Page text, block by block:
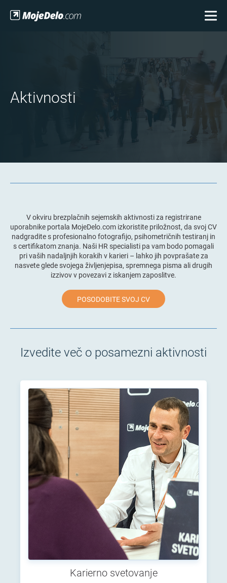
Aktivnosti
V okviru brezplačnih sejemskih aktivnosti za registrirane
uporabnike portala MojeDelo.com izkoristite priložnost, da svoj CV
nadgradite s profesionalno fotografijo, psihometričnih testiranj in
s certifikatom znanja. Naši HR specialisti pa vam bodo pomagali
pri vaših nadaljnjih korakih v karieri – lahko jih povprašate za
nasvete glede svojega življenjepisa, spremnega pisma ali drugih
izzivov v povezavi z iskanjem zaposlitve.
POSODOBITE SVOJ CV
Izvedite več o posamezni aktivnosti
Karierno svetovanje